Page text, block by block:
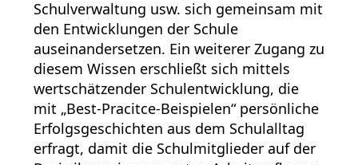
Schulverwaltung usw. sich gemeinsam mit
den Entwicklungen der Schule
auseinandersetzen. Ein weiterer Zugang zu
diesem Wissen erschließt sich mittels
wertschätzender Schulentwicklung, die
mit „Best-Pracitce-Beispielen“ persönliche
Erfolgsgeschichten aus dem Schulalltag
erfragt, damit die Schulmitglieder auf der